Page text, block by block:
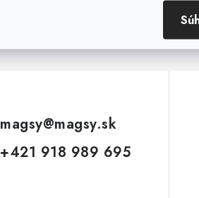
magsy@magsy.sk
+421 918 989 695